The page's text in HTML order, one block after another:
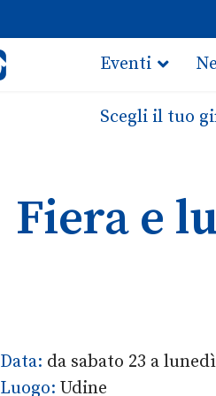
Eventi
Scegli il tuo
Fiera e
Data: da sabato 23 a
Luogo: Udine